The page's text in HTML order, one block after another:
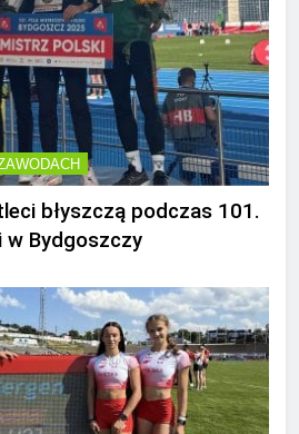
błyszczą podczas 101.
Bydgoszczy